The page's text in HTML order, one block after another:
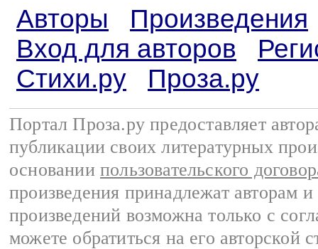
Авторы
Произведения
Вход для авторов
Стихи.ру
Проза.ру
Портал Проза.ру предоставляет
публикации своих литературных
основании пользовательского
произведения принадлежат авторам
произведений возможна только с
можете обратиться на его авторской